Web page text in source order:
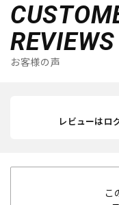
REVIEWS
お客様の声
レビューはロ
こ